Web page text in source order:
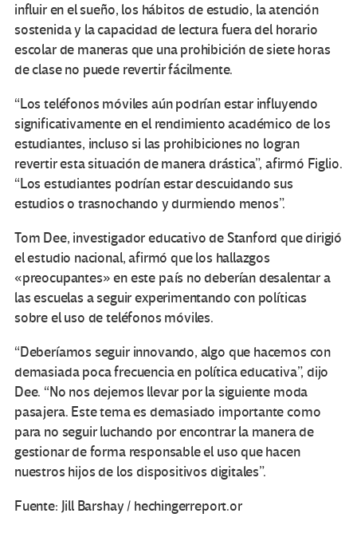
influir en el sueño, los hábitos de estudio, la atención
sostenida y la capacidad de lectura fuera del horario
escolar de maneras que una prohibición de siete horas
de clase no puede revertir fácilmente.
“Los teléfonos móviles aún podrían estar influyendo
significativamente en el rendimiento académico de los
estudiantes, incluso si las prohibiciones no logran
revertir esta situación de manera drástica”, afirmó Figlio.
“Los estudiantes podrían estar descuidando sus
estudios o trasnochando y durmiendo menos”.
Tom Dee, investigador educativo de Stanford que dirigió
el estudio nacional, afirmó que los hallazgos
«preocupantes» en este país no deberían desalentar a
las escuelas a seguir experimentando con políticas
sobre el uso de teléfonos móviles.
“Deberíamos seguir innovando, algo que hacemos con
demasiada poca frecuencia en política educativa”, dijo
Dee. “No nos dejemos llevar por la siguiente moda
pasajera. Este tema es demasiado importante como
para no seguir luchando por encontrar la manera de
gestionar de forma responsable el uso que hacen
nuestros hijos de los dispositivos digitales”.
Fuente: Jill Barshay / hechingerreport.or